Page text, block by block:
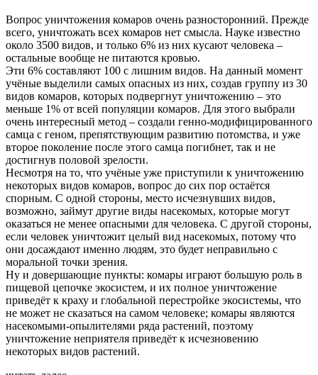
Вопрос уничтожения комаров очень разносторонний. Прежде
всего, уничтожать всех комаров нет смысла. Науке известно
около 3500 видов, и только 6% из них кусают человека –
остальные вообще не питаются кровью.
Эти 6% составляют 100 с лишним видов. На данный момент
учёные выделили самых опасных из них, создав группу из 30
видов комаров, которых подвергнут уничтожению – это
меньше 1% от всей популяции комаров. Для этого выбрали
очень интересный метод – создали генно-модифицированного
самца с геном, препятствующим развитию потомства, и уже
второе поколение после этого самца погибнет, так и не
достигнув половой зрелости.
Несмотря на то, что учёные уже приступили к уничтожению
некоторых видов комаров, вопрос до сих пор остаётся
спорным. С одной стороны, место исчезнувших видов,
возможно, займут другие виды насекомых, которые могут
оказаться не менее опасными для человека. С другой стороны,
если человек уничтожит целый вид насекомых, потому что
они досаждают именно людям, это будет неправильно с
моральной точки зрения.
Ну и довершающие пункты: комары играют большую роль в
пищевой цепочке экосистем, и их полное уничтожение
приведёт к краху и глобальной перестройке экосистемы, что
не может не сказаться на самом человеке; комары являются
насекомыми-опылителями ряда растений, поэтому
уничтожение неприятеля приведёт к исчезновению
некоторых видов растений.